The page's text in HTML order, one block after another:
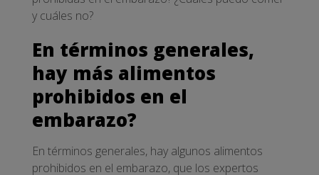
y cuáles no?
En términos generales,
hay más alimentos
prohibidos en el
embarazo?
En términos generales, hay algunos alimentos
prohibidos en el embarazo, que los expertos